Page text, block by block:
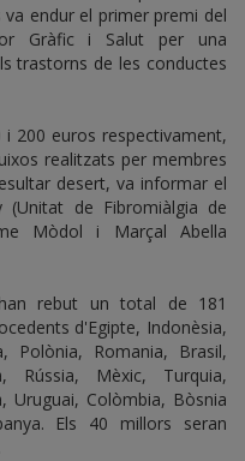
endur el primer premi del
Gràfic i Salut per una
trastorns de les conductes
200 euros respectivament,
realitzats per membres
desert, va informar el
de Fibromiàlgia de
Mòdol i Marçal Abella
rebut un total de 181
d'Egipte, Indonèsia,
Polònia, Romania, Brasil,
Rússia, Mèxic, Turquia,
Uruguai, Colòmbia, Bòsnia
Els 40 millors seran